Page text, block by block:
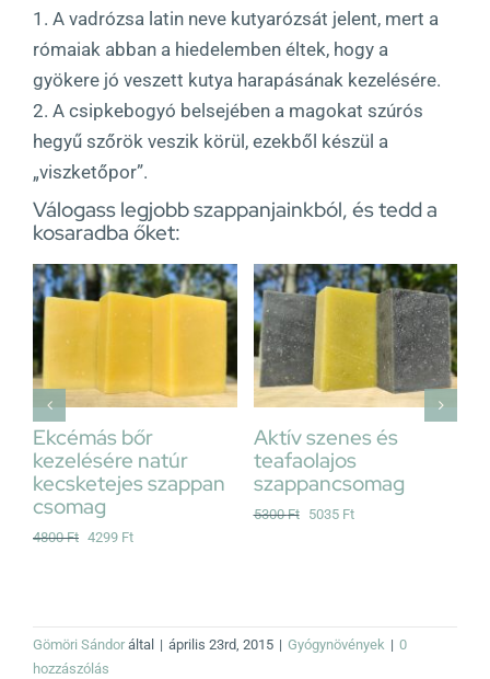
1. A vadrózsa latin neve kutyarózsát jelent, mert a
rómaiak abban a hiedelemben éltek, hogy a
gyökere jó veszett kutya harapásának kezelésére.
2. A csipkebogyó belsejében a magokat szúrós
hegyű szőrök veszik körül, ezekből készül a
„viszketőpor”.
Válogass legjobb szappanjainkból, és tedd a
kosaradba őket:
szenes és
Original
price
5035FtCurrent
price
Aktív szenes
szappancsomag
5100
Original
price
4845 FtCurrent
price
Kosárba
Részletek
Gömöri Sándor által | április 23rd, 2015 | Gyógynövények | 0
hozzászólás